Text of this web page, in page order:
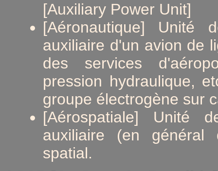
[Auxiliary Power Unit]
[Aéronautique] Unité
auxiliaire d'un avion de
des services
pression hydraulique,
groupe électrogène sur
[Aérospatiale] Unité
auxiliaire (en général
spatial.